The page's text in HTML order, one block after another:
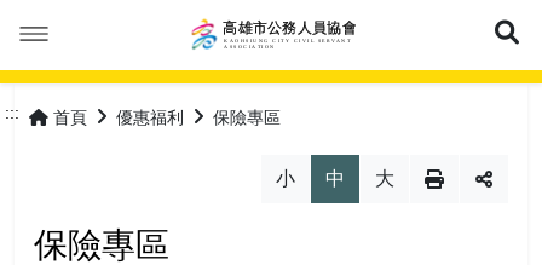
本會簡介
::: 首頁 優惠福利 保險專區
小 中 大
保險專區